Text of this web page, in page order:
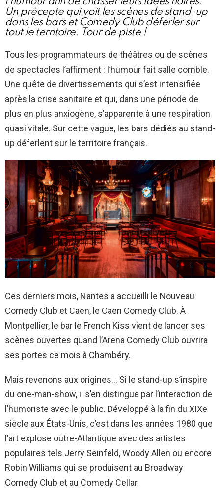
Un précepte qui voit les scènes de stand-up
dans les bars et Comedy Club déferler sur
tout le territoire. Tour de piste !
Tous les programmateurs de théâtres ou de scènes
de spectacles l’affirment : l’humour fait salle comble.
Une quête de divertissements qui s’est intensifiée
après la crise sanitaire et qui, dans une période de
plus en plus anxiogène, s’apparente à une respiration
quasi vitale. Sur cette vague, les bars dédiés au stand-
up déferlent sur le territoire français.
Ces derniers mois, Nantes a accueilli le Nouveau
Comedy Club et Caen, le Caen Comedy Club. À
Montpellier, le bar le French Kiss vient de lancer ses
scènes ouvertes quand l’Arena Comedy Club ouvrira
ses portes ce mois à Chambéry.
Mais revenons aux origines… Si le stand-up s’inspire
du one-man-show, il s’en distingue par l’interaction de
l’humoriste avec le public. Développé à la fin du XIXe
siècle aux États-Unis, c’est dans les années 1980 que
l’art explose outre-Atlantique avec des artistes
populaires tels Jerry Seinfeld, Woody Allen ou encore
Robin Williams qui se produisent au Broadway
Comedy Club et au Comedy Cellar.